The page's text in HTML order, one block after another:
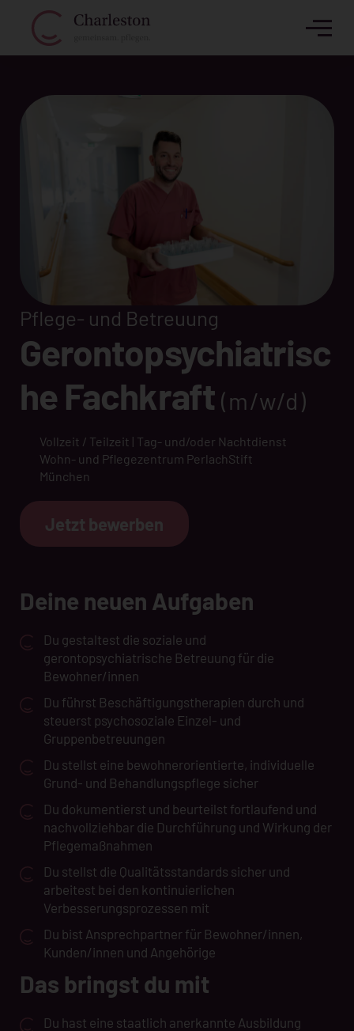
Pflege- und Betreuung
Gerontopsychiatrisc
he Fachkraft (m/w/d)
Vollzeit / Teilzeit | Tag- und/oder Nachtdienst
Wohn- und Pflegezentrum PerlachStift
München
Jetzt bewerben
Deine neuen Aufgaben
Du gestaltest die soziale und
gerontopsychiatrische Betreuung für die
Bewohner/innen
Du führst Beschäftigungstherapien durch und
steuerst psychosoziale Einzel- und
Gruppenbetreuungen
Du stellst eine bewohnerorientierte, individuelle
Grund- und Behandlungspflege sicher
Du dokumentierst und beurteilst fortlaufend und
nachvollziehbar die Durchführung und Wirkung der
Pflegemaßnahmen
Du stellst die Qualitätsstandards sicher und
arbeitest bei den kontinuierlichen
Verbesserungsprozessen mit
Du bist Ansprechpartner für Bewohner/innen,
Kunden/innen und Angehörige
Das bringst du mit
Du hast eine staatlich anerkannte Ausbildung